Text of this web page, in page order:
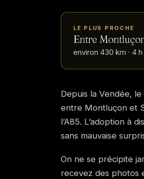
LE PLUS PROCHE
Entre
environ 430 km · 4 h
Depuis la Vendée,
entre Montluçon et
l’A85. L’adoption à
sans mauvaise
On ne se précipite
recevez des photos